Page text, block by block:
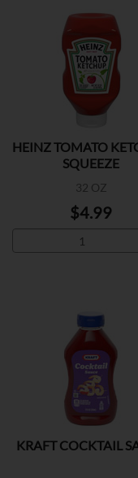
HEINZ TOMATO
SQUEEZE
32 OZ
$4.99
KRAFT COCKTAIL